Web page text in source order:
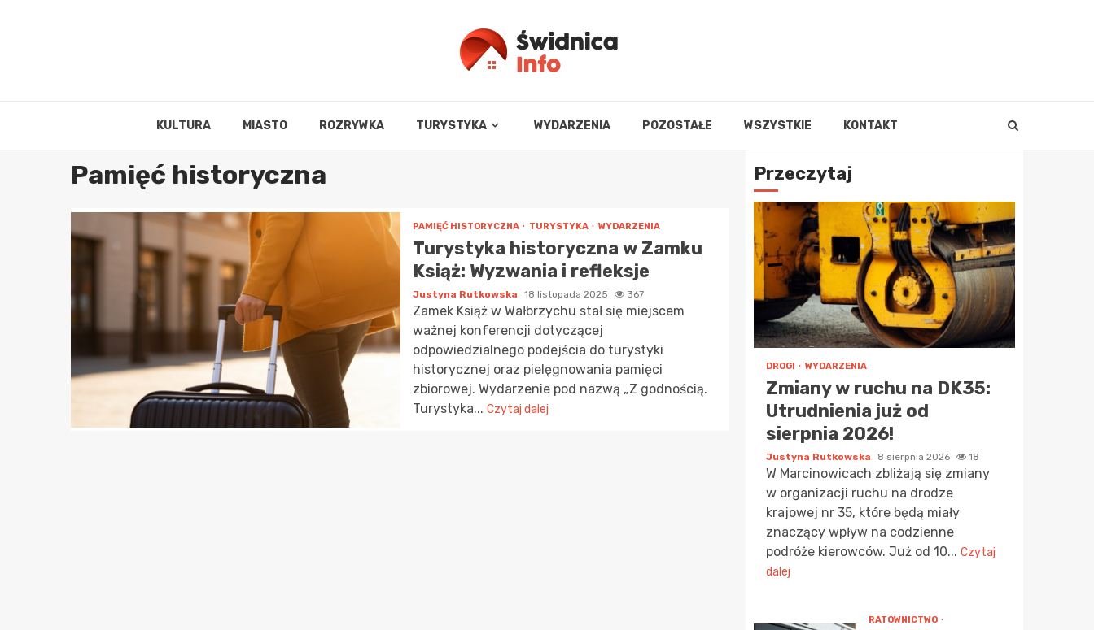
KULTURA MIASTO ROZRYWKA TURYSTYKA WYDARZENIA POZOSTAŁE WSZYSTKIE KONTAKT
Pamięć historyczna
PAMIĘĆ HISTORYCZNA TURYSTYKA WYDARZENIA
Turystyka historyczna w Zamku
Książ: Wyzwania i refleksje
Justyna Rutkowska 18 listopada 2025 367
Zamek Książ w Wałbrzychu stał się miejscem
ważnej konferencji dotyczącej
odpowiedzialnego podejścia do turystyki
historycznej oraz pielęgnowania pamięci
zbiorowej. Wydarzenie pod nazwą „Z godnością.
Turystyka... Czytaj dalej
Przeczytaj
DROGI WYDARZENIA
Zmiany w ruchu na DK35:
Utrudnienia już od
sierpnia 2026!
Justyna Rutkowska 8 sierpnia 2026 18
W Marcinowicach zbliżają się zmiany
w organizacji ruchu na drodze
krajowej nr 35, które będą miały
znaczący wpływ na codzienne
podróże kierowców. Już od 10... Czytaj
dalej
RATOWNICTWO